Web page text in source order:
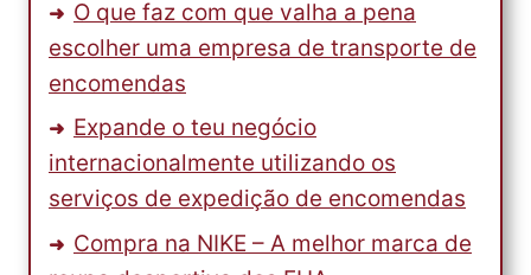
O que faz com que valha a pena
escolher uma empresa de transporte de
encomendas
Expande o teu negócio
internacionalmente utilizando os
serviços de expedição de encomendas
Compra na NIKE – A melhor marca de